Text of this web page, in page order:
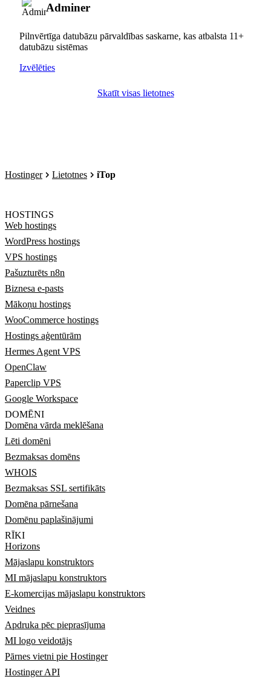
Adminer
Pilnvērtīga datubāzu pārvaldības saskarne, kas atbalsta 11+
datubāzu sistēmas
Izvēlēties
Skatīt visas lietotnes
Hostinger Lietotnes iTop
HOSTINGS
Web hostings
WordPress hostings
VPS hostings
Pašuzturēts n8n
Biznesa e-pasts
Mākoņu hostings
WooCommerce hostings
Hostings aģentūrām
Hermes Agent VPS
OpenClaw
Paperclip VPS
Google Workspace
DOMĒNI
Domēna vārda meklēšana
Lēti domēni
Bezmaksas domēns
WHOIS
Bezmaksas SSL sertifikāts
Domēna pārnešana
Domēnu paplašinājumi
RĪKI
Horizons
Mājaslapu konstruktors
MI mājaslapu konstruktors
E-komercijas mājaslapu konstruktors
Veidnes
Apdruka pēc pieprasījuma
MI logo veidotājs
Pārnes vietni pie Hostinger
Hostinger API